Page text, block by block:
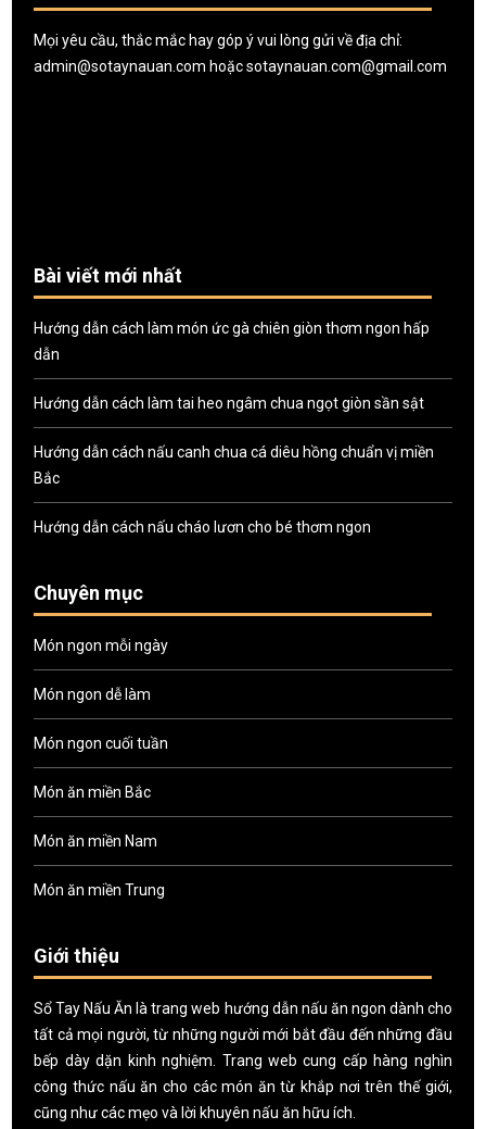
Mọi yêu cầu, thắc mắc hay góp ý vui lòng gửi về địa chỉ:
admin@sotaynauan.com hoặcsotaynauan.com@gmail.com
Bài viết mới nhất
Hướng dẫn cách làm món ức gà chiên giòn thơm ngon hấp
dẫn
Hướng dẫn cách làm tai heo ngâm chua ngọt giòn sần sật
Hướng dẫn cách nấu canh chua cá diêu hồng chuẩn vị miền
Bắc
Hướng dẫn cách nấu cháo lươn cho bé thơm ngon
Chuyên mục
Món ngon mỗi ngày
Món ngon dễ làm
Món ngon cuối tuần
Món ăn miền Bắc
Món ăn miền Nam
Món ăn miền Trung
Giới thiệu
Sổ Tay Nấu Ăn là trang web hướng dẫn nấu ăn ngon dành cho
tất cả mọi người, từ những người mới bắt đầu đến những đầu
bếp dày dặn kinh nghiệm. Trang web cung cấp hàng nghìn
công thức nấu ăn cho các món ăn từ khắp nơi trên thế giới,
cũng như các mẹo và lời khuyên nấu ăn hữu ích.